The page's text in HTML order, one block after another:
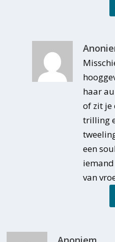
haar
of zit je
trilling
een
van